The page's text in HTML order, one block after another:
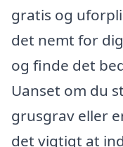
gratis og
det nemt for
og finde det
Uanset om du
grusgrav eller
det vigtigt at